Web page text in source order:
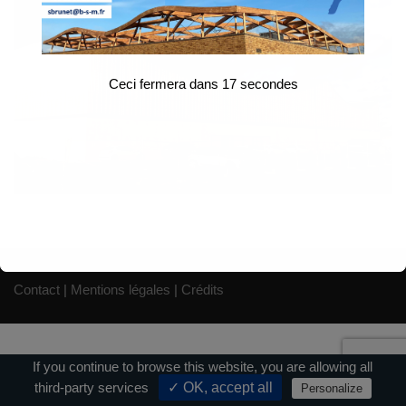
Contact Mentions légales Crédits
Ceci fermera dans 17secondes
If you continue to browse this website, you are allowing all
third-party services
✓ OK, accept all Personalize